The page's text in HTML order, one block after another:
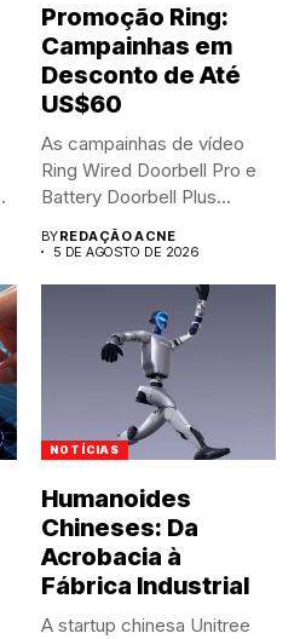
Promoção Ring:
Campainhas em
Desconto de Até
US$60
As campainhas de vídeo
Ring Wired Doorbell Pro e
Battery Doorbell Plus...
BYREDAÇÃO ACNE
5 DE AGOSTO DE 2026
NOTÍCIAS
Humanoides
Chineses: Da
Acrobacia à
Fábrica Industrial
A startup chinesa Unitree